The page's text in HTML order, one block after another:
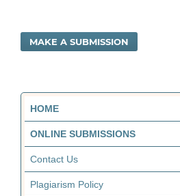
MAKE A SUBMISSION
HOME
ONLINE SUBMISSIONS
Contact Us
Plagiarism Policy